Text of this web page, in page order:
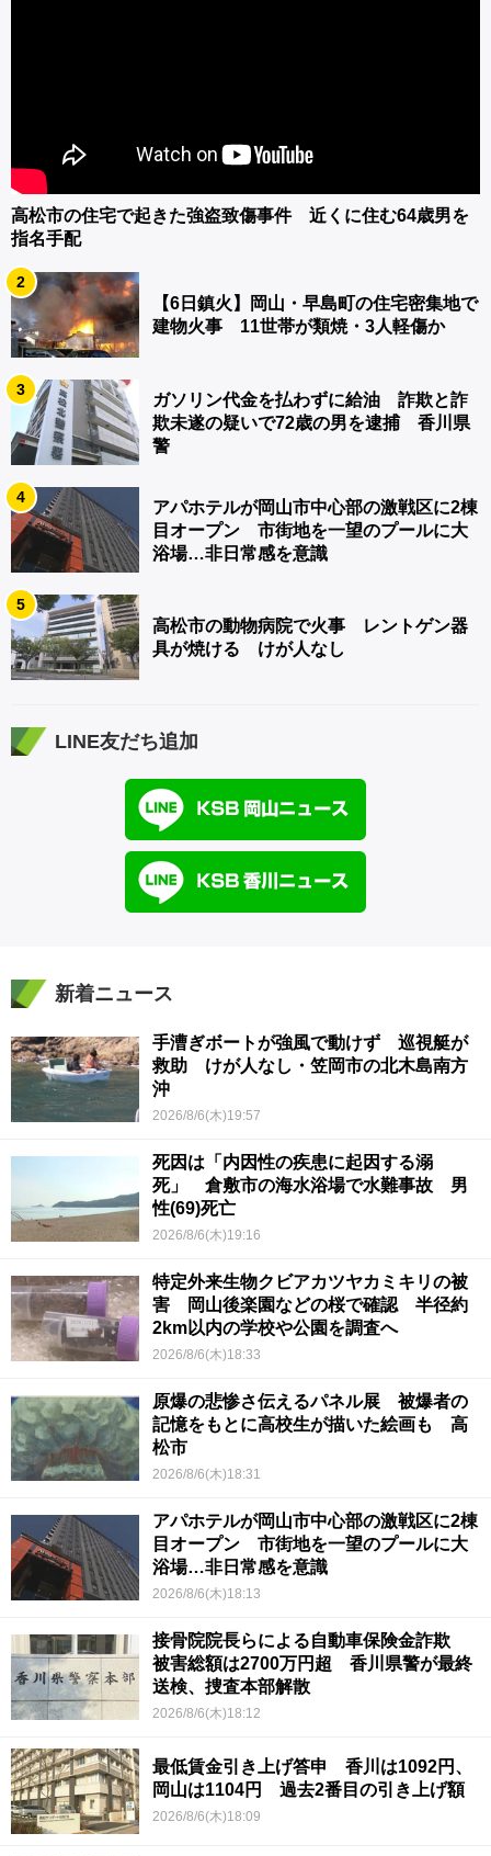
高松市の住宅で起きた強盗致傷事件 近くに住む64歳男を
指名手配
2
【6日鎮火】岡山・早島町の住宅密集地で
建物火事 11世帯が類焼・3人軽傷か
3
ガソリン代金を払わずに給油 詐欺と詐
欺未遂の疑いで72歳の男を逮捕 香川県
警
4
アパホテルが岡山市中心部の激戦区に2棟
目オープン 市街地を一望のプールに大
浴場…非日常感を意識
5
高松市の動物病院で火事 レントゲン器
具が焼ける けが人なし
LINE友だち追加
新着ニュース
手漕ぎボートが強風で動けず 巡視艇が
救助 けが人なし・笠岡市の北木島南方
沖
2026/8/6(木)19:57
死因は「内因性の疾患に起因する溺
死」 倉敷市の海水浴場で水難事故 男
性(69)死亡
2026/8/6(木)19:16
特定外来生物クビアカツヤカミキリの被
害 岡山後楽園などの桜で確認 半径約
2km以内の学校や公園を調査へ
2026/8/6(木)18:33
原爆の悲惨さ伝えるパネル展 被爆者の
記憶をもとに高校生が描いた絵画も 高
松市
2026/8/6(木)18:31
アパホテルが岡山市中心部の激戦区に2棟
目オープン 市街地を一望のプールに大
浴場…非日常感を意識
2026/8/6(木)18:13
接骨院院長らによる自動車保険金詐欺
被害総額は2700万円超 香川県警が最終
送検、捜査本部解散
2026/8/6(木)18:12
最低賃金引き上げ答申 香川は1092円、
岡山は1104円 過去2番目の引き上げ額
2026/8/6(木)18:09